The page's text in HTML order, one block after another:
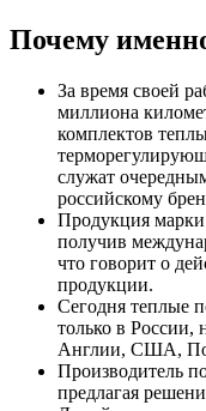
Почему
За время своей
миллиона
комплектов
служат
российскому
Продукция
получив
что говорит о
продукции.
Сегодня теплые
только в России,
Англии, США,
Производитель
предлагая